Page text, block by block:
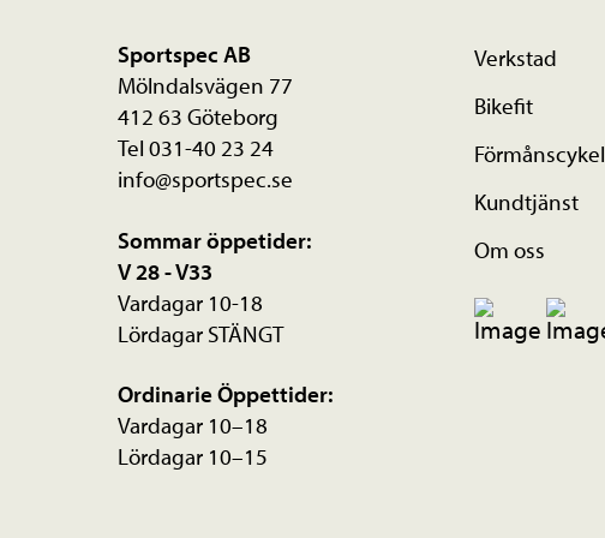
Sportspec AB
Mölndalsvägen 77
412 63 Göteborg
Tel 031-40 23 24
info@sportspec.se
Sommar öppetider:
V 28 - V33
Vardagar 10-18
Lördagar STÄNGT
Ordinarie Öppettider:
Vardagar 10–18
Lördagar 10–15
Verkstad
Bikefit
Förmånscykel
Kundtjänst
Om oss